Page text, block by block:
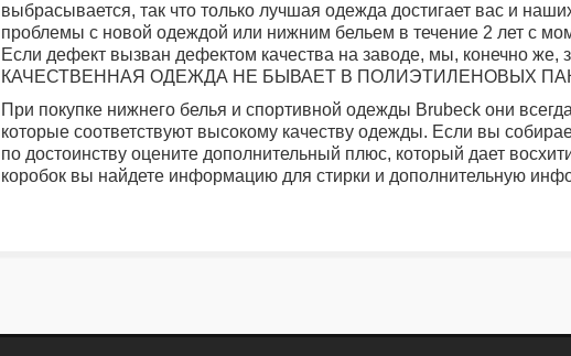
выбрасывается, так что только лучшая одежда достигает вас и
проблемы с новой одеждой или нижним бельем в течение 2 лет с
Если дефект вызван дефектом качества на заводе, мы, конечно же,
КАЧЕСТВЕННАЯ ОДЕЖДА НЕ БЫВАЕТ В ПОЛИЭТИЛЕНОВЫХ
При покупке нижнего белья и спортивной одежды Brubeck они
которые соответствуют высокому качеству одежды. Если вы
по достоинству оцените дополнительный плюс, который дает
коробок вы найдете информацию для стирки и дополнительную